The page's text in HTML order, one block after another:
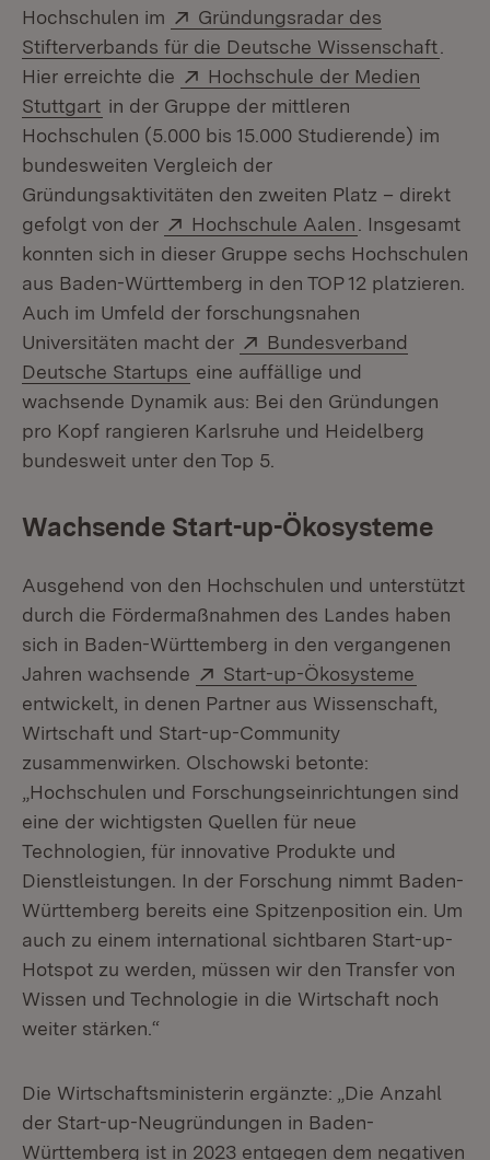
Hochschulen im
Extern:
Gründungsradar des
Stifterverbands für die Deutsche Wissenschaft
Hier erreichte die
Extern:
Hochschule der Medien
Stuttgart (Öffnet in neuem Fenster)
in der Gruppe der mittleren
Hochschulen (5.000 bis 15.000 Studierende) im
bundesweiten Vergleich der
Gründungsaktivitäten den zweiten Platz – direkt
gefolgt von der
Extern:
Hochschule Aalen (Öffnet in
. Insgesamt
konnten sich in dieser Gruppe sechs Hochschulen
aus Baden-Württemberg in den TOP 12 platzieren.
Auch im Umfeld der forschungsnahen
Universitäten macht der
Extern:
Bundesverband
Deutsche Startups (Öffnet in neuem Fenster)
eine auffällige und
wachsende Dynamik aus: Bei den Gründungen
pro Kopf rangieren Karlsruhe und Heidelberg
bundesweit unter den Top 5.
Wachsende Start-up-Ökosysteme
Ausgehend von den Hochschulen und unterstützt
durch die Fördermaßnahmen des Landes haben
sich in Baden-Württemberg in den vergangenen
Jahren wachsende
Extern:
Start-up-Ökosysteme
entwickelt, in denen Partner aus Wissenschaft,
Wirtschaft und Start-up-Community
zusammenwirken. Olschowski betonte:
„Hochschulen und Forschungseinrichtungen sind
eine der wichtigsten Quellen für neue
Technologien, für innovative Produkte und
Dienstleistungen. In der Forschung nimmt Baden-
Württemberg bereits eine Spitzenposition ein. Um
auch zu einem international sichtbaren Start-up-
Hotspot zu werden, müssen wir den Transfer von
Wissen und Technologie in die Wirtschaft noch
weiter stärken.“
Die Wirtschaftsministerin ergänzte: „Die Anzahl
der Start-up-Neugründungen in Baden-
Württemberg ist in 2023 entgegen dem negativen